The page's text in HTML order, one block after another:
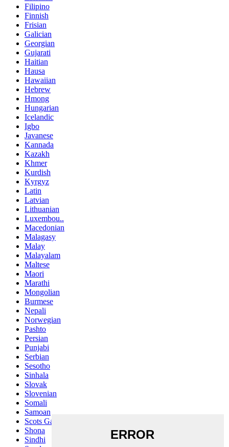
Filipino
Finnish
Frisian
Galician
Georgian
Gujarati
Haitian
Hausa
Hawaiian
Hebrew
Hmong
Hungarian
Icelandic
Igbo
Javanese
Kannada
Kazakh
Khmer
Kurdish
Kyrgyz
Latin
Latvian
Lithuanian
Luxembou..
Macedonian
Malagasy
Malay
Malayalam
Maltese
Maori
Marathi
Mongolian
Burmese
Nepali
Norwegian
Pashto
Persian
Punjabi
Serbian
Sesotho
Sinhala
Slovak
Slovenian
Somali
Samoan
Scots Gaelic
Shona
Sindhi